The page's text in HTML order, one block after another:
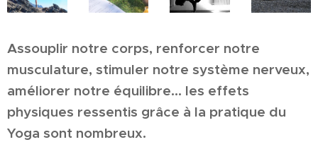
Assouplir notre corps, renforcer notre
musculature, stimuler notre système nerveux,
améliorer notre équilibre... les effets
physiques ressentis grâce à la pratique du
Yoga sont nombreux.